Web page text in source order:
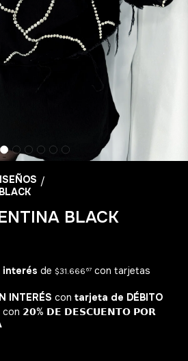
/
BLACK
interés de $31.666 67 con tarjetas
INTERÉS con tarjeta de DÉBITO
con 𝟮𝟬% 𝗗𝗘 𝗗𝗘𝗦𝗖𝗨𝗘𝗡𝗧𝗢 𝗣𝗢𝗥